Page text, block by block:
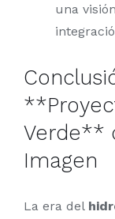
una
Verde**
Imagen
La era del